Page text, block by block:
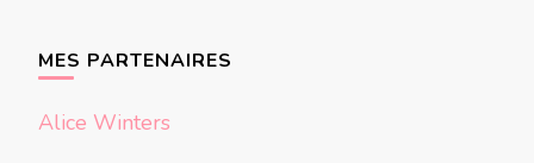
MES PARTENAIRES
Alice Winters